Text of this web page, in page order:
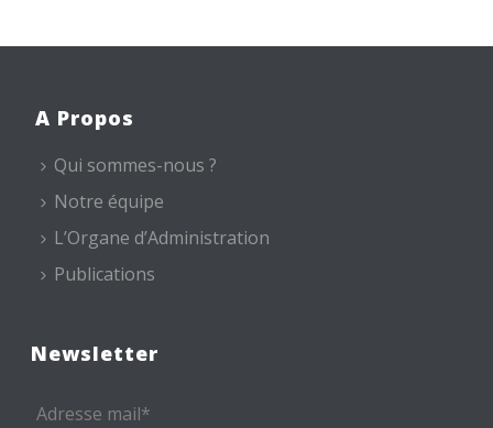
A Propos
Qui sommes-nous ?
Notre équipe
L’Organe d’Administration
Publications
Newsletter
Adresse mail*